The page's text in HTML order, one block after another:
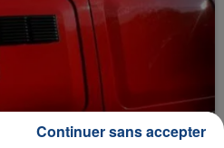
Continuer sans accepter